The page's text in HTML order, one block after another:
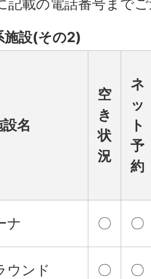
記載の電話番号まで
施設(その2)
名
空
き
状
況
ネ
ッ
ト
予
約
ナ 〇 〇
ウンド 〇 〇